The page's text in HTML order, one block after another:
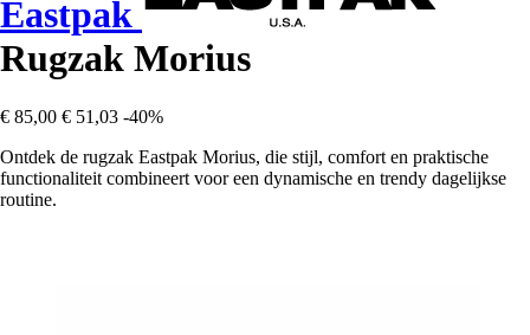
Eastpak
Rugzak Morius
€ 85,00 € 51,03 -40%
Ontdek de rugzak Eastpak Morius, die stijl, comfort en praktische
functionaliteit combineert voor een dynamische en trendy dagelijkse
routine.